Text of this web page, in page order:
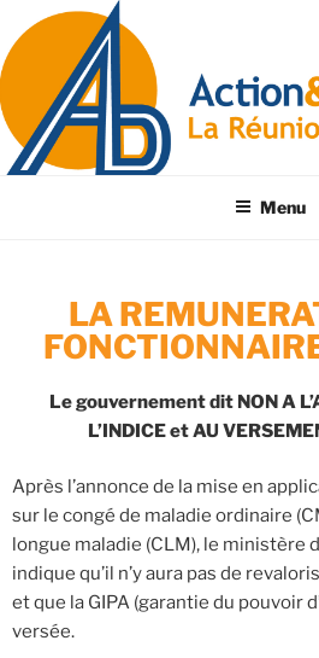
Menu
LA
Le gouvernement dit NON A
L’INDICE et AU
​Après l’annonce de la mise en
sur le congé de maladie ordinaire
longue maladie (CLM), le ministère
indique qu’il n’y aura pas de
et que la GIPA (garantie du pouvoir
versée.